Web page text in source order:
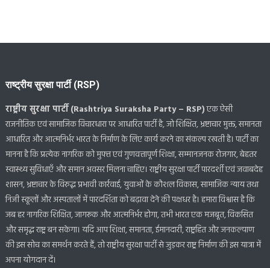
राष्ट्रीय सुरक्षा पार्टी (RSP)
राष्ट्रीय सुरक्षा पार्टी (Rashtriya Suraksha Party – RSP)एक ऐसी
राजनीतिक एवं सामाजिक विचारधारा पर आधारित पार्टी है, जो शिक्षित, भ्रष्टाचार मुक्त, समानता
आधारित और आत्मनिर्भर भारत के निर्माण के लिए कार्य करने का संकल्प रखती है। पार्टी का
मानना है कि प्रत्येक नागरिक को मुफ्त एवं गुणवत्तापूर्ण शिक्षा, सम्मानजनक रोजगार, बेहतर
स्वास्थ्य सुविधाएँ और समान अवसर मिलना चाहिए। राष्ट्रीय सुरक्षा पार्टी पारदर्शी एवं जवाबदेह
शासन, भ्रष्टाचार के विरुद्ध प्रभावी कार्रवाई, युवाओं के कौशल विकास, सामाजिक न्याय तथा
निजी स्कूलों और अस्पतालों में पारदर्शिता को बढ़ावा देने की पक्षधर है। हमारा विश्वास है कि
जब हर नागरिक शिक्षित, जागरूक और आत्मनिर्भर होगा, तभी भारत एक मजबूत, विकसित
और समृद्ध राष्ट्र बन सकेगा। यदि आप शिक्षा, समानता, ईमानदारी, राष्ट्रहित और जनकल्याण
की इस सोच का समर्थन करते हैं, तो राष्ट्रीय सुरक्षा पार्टी से जुड़कर राष्ट्र निर्माण की इस यात्रा में
अपना योगदान दें।